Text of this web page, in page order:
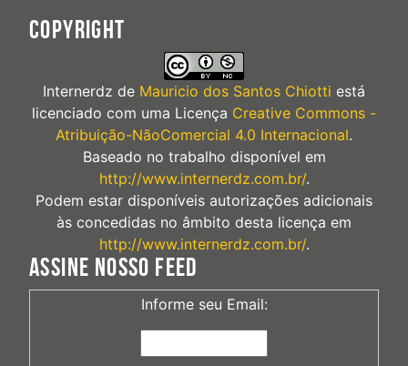
COPYRIGHT
Internerdz de Mauricio dos Santos Chiotti está
licenciado com uma Licença Creative Commons -
Atribuição-NãoComercial 4.0 Internacional.
Baseado no trabalho disponível em
http://www.internerdz.com.br/.
Podem estar disponíveis autorizações adicionais
às concedidas no âmbito desta licença em
http://www.internerdz.com.br/.
ASSINE NOSSO FEED
Informe seu Email: